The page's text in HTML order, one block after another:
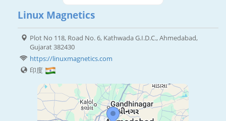
Linux Magnetics
Plot No 118, Road No. 6, Kathwada G.I.D.C., Ahmedabad,
Gujarat 382430
https://linuxmagnetics.com
印度